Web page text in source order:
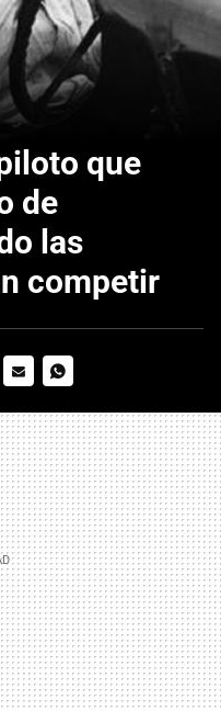
que
de
las
competir
MAIL